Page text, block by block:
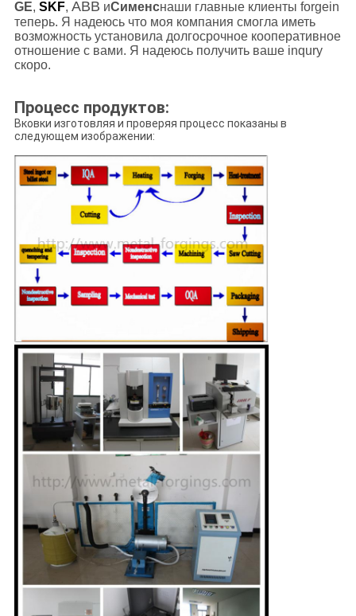
GE, SKF, ABB иСименснаши главные клиенты forgein
теперь. Я надеюсь что моя компания смогла иметь
возможность установила долгосрочное кооперативное
отношение с вами. Я надеюсь получить ваше inqury
скоро.
Процесс продуктов:
Вковки изготовляя и проверяя процесс показаны в
следующем изображении: